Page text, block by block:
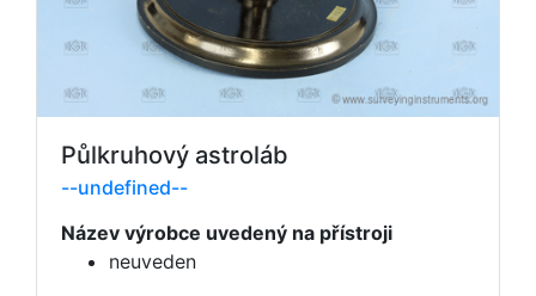
Půlkruhový astroláb
--undefined--
Název výrobce uvedený na přístroji
neuveden